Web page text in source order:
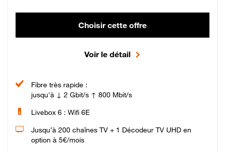
Choisir cette offre
Voir le détail
Fibre très rapide :
jusqu'à ↓ 2 Gbit/s ↑ 800 Mbit/s
Livebox 6 : Wifi 6E
Jusqu’à 200 chaînes TV + 1 Décodeur TV UHD en
option à 5€/mois